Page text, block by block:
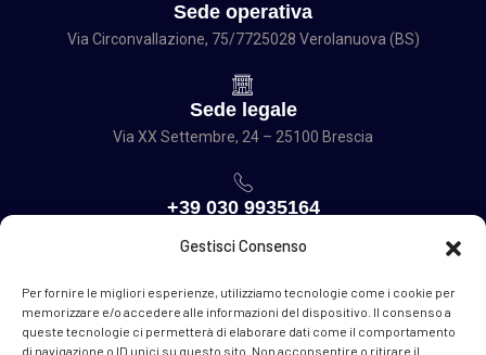
Gestisci Consenso
Per fornire le migliori esperienze, utilizziamo tecnologie come i cookie per
memorizzare e/o accedere alle informazioni del dispositivo. Il consenso a
queste tecnologie ci permetterà di elaborare dati come il comportamento
di navigazione o ID unici su questo sito. Non acconsentire o ritirare il
Sede operativa
Via Circonvallazione, 75/7725028 Verolanuova (BS)
Sede legale
Via XX Settembre, 24 – 25100 Brescia
+39 030 9935164
Sceguici